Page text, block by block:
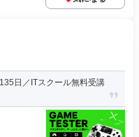
日／ITスクール無料受講